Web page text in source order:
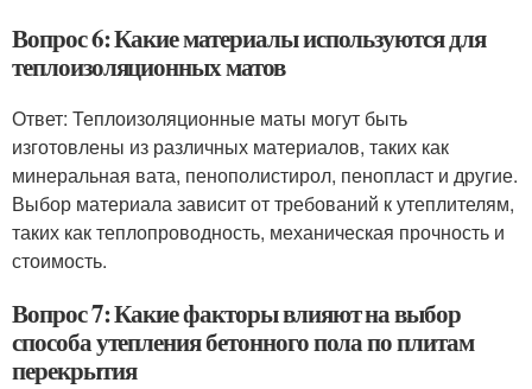
Вопрос 6: Какие материалы используются для
теплоизоляционных матов
Ответ: Теплоизоляционные маты могут быть
изготовлены из различных материалов, таких как
минеральная вата, пенополистирол, пенопласт и другие.
Выбор материала зависит от требований к утеплителям,
таких как теплопроводность, механическая прочность и
стоимость.
Вопрос 7: Какие факторы влияют на выбор
способа утепления бетонного пола по плитам
перекрытия